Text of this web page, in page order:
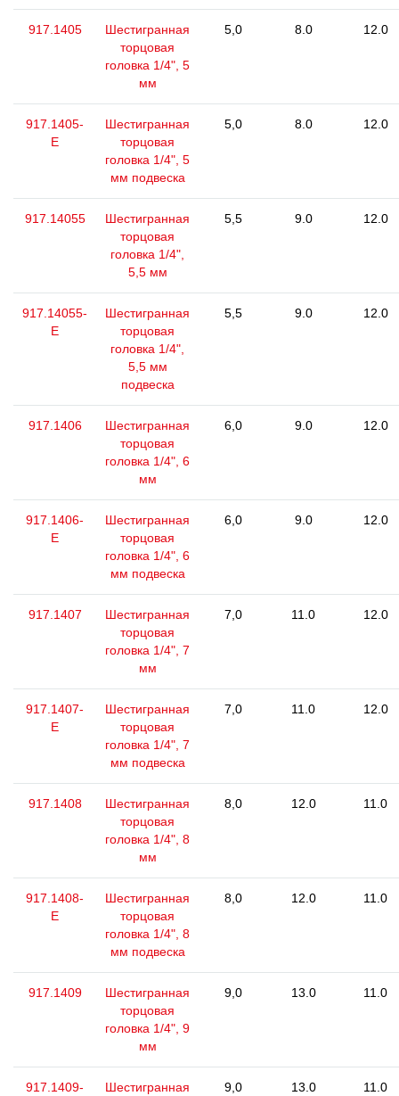
917.1405
Шестигранная
торцовая
головка 1/4", 5
мм
5,0 8.0 12.0
917.1405-
E
Шестигранная
торцовая
головка 1/4", 5
мм подвеска
5,0 8.0 12.0
917.14055
Шестигранная
торцовая
головка 1/4",
5,5 мм
5,5 9.0 12.0
917.14055-
E
Шестигранная
торцовая
головка 1/4",
5,5 мм
подвеска
5,5 9.0 12.0
917.1406
Шестигранная
торцовая
головка 1/4", 6
мм
6,0 9.0 12.0
917.1406-
E
Шестигранная
торцовая
головка 1/4", 6
мм подвеска
6,0 9.0 12.0
917.1407
Шестигранная
торцовая
головка 1/4", 7
мм
7,0 11.0 12.0
917.1407-
E
Шестигранная
торцовая
головка 1/4", 7
мм подвеска
7,0 11.0 12.0
917.1408
Шестигранная
торцовая
головка 1/4", 8
мм
8,0 12.0 11.0
917.1408-
E
Шестигранная
торцовая
головка 1/4", 8
мм подвеска
8,0 12.0 11.0
917.1409
Шестигранная
торцовая
головка 1/4", 9
мм
9,0 13.0 11.0
917.1409-
Шестигранная
9,0 13.0 11.0